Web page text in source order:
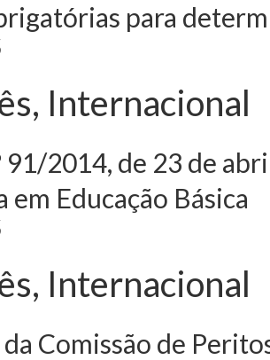
para
acerca de
Internacional
91/2014, de 23 de
em Educação Básica
acerca de
Internacional
Comissão de